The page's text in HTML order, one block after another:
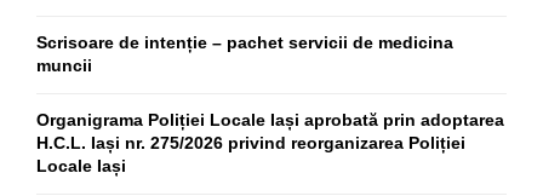
Scrisoare de intenție – pachet servicii de medicina
muncii
Organigrama Poliției Locale Iași aprobată prin adoptarea
H.C.L. Iași nr. 275/2026 privind reorganizarea Poliției
Locale Iași